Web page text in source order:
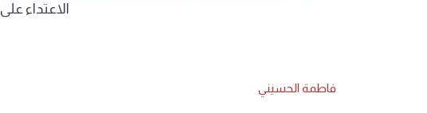
الاعتداء
فاطمة الحسيني